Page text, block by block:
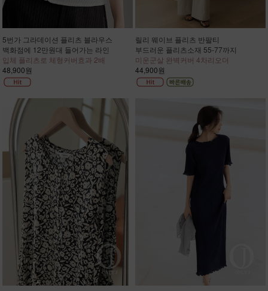
5번가 그라데이션 플리츠 블라우스
백화점에 12만원대 들어가는 라인
입체 플리츠로 체형커버효과 2배
48,900원
릴리 웨이브 플리츠 반팔티
부드러운 플리츠소재 55-77까지
미운군살 완벽커버 4차리오더
44,900원